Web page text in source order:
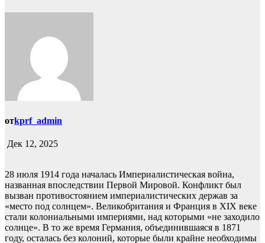
отkprf_admin
Дек 12, 2025
28 июля 1914 года началась Империалистическая война,
названная впоследствии Первой Мировой. Конфликт был
вызван противостоянием империалистических держав за
«место под солнцем». Великобритания и Франция в XIX веке
стали колониальными империями, над которыми «не заходило
солнце». В то же время Германия, объединившаяся в 1871
году, осталась без колоний, которые были крайне необходимы